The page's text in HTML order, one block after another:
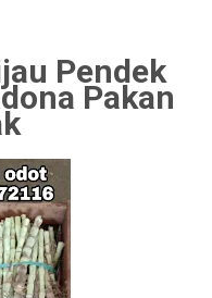
Pendek
Pakan